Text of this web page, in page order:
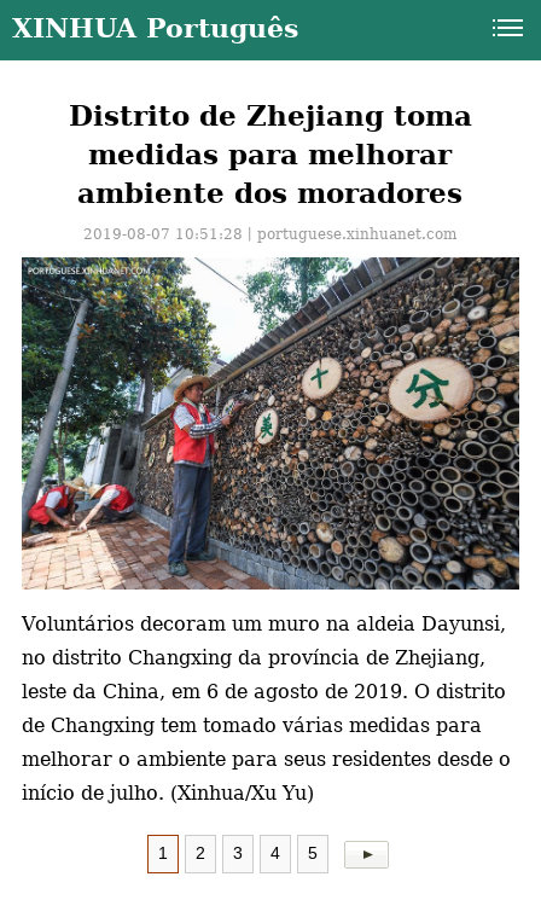
XINHUA Português
Distrito de Zhejiang toma
medidas para melhorar
ambiente dos moradores
2019-08-07 10:51:28丨portuguese.xinhuanet.com
Voluntários decoram um muro na aldeia Dayunsi,
no distrito Changxing da província de Zhejiang,
leste da China, em 6 de agosto de 2019. O distrito
de Changxing tem tomado várias medidas para
melhorar o ambiente para seus residentes desde o
início de julho. (Xinhua/Xu Yu)
1 2 3 4 5